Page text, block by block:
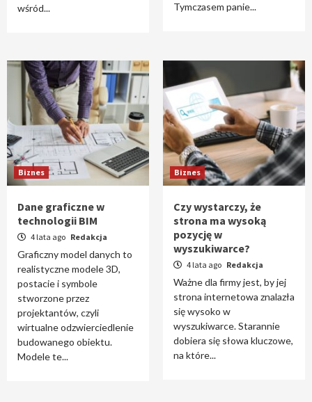
wśród...
Tymczasem panie...
Biznes
Dane graficzne w
technologii BIM
4 lata ago Redakcja
Graficzny model danych to
realistyczne modele 3D,
postacie i symbole
stworzone przez
projektantów, czyli
wirtualne odzwierciedlenie
budowanego obiektu.
Modele te...
Biznes
Czy wystarczy, że
strona ma wysoką
pozycję w
wyszukiwarce?
4 lata ago Redakcja
Ważne dla firmy jest, by jej
strona internetowa znalazła
się wysoko w
wyszukiwarce. Starannie
dobiera się słowa kluczowe,
na które...